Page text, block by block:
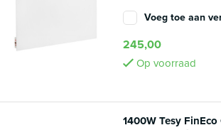
Voeg toe aan
245,00
Op voorraad
1400W Tesy